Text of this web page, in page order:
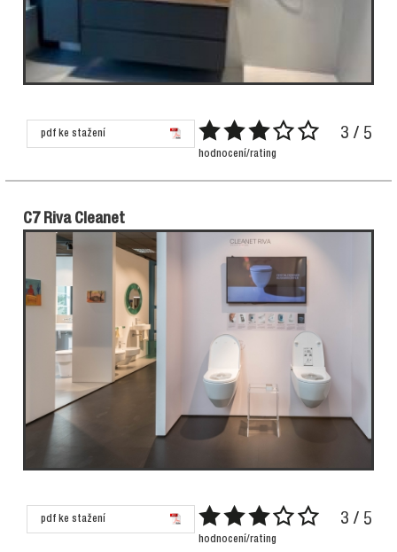
pdf ke stažení 3 / 5
hodnocení/rating
C7 Riva Cleanet
pdf ke stažení 3 / 5
hodnocení/rating